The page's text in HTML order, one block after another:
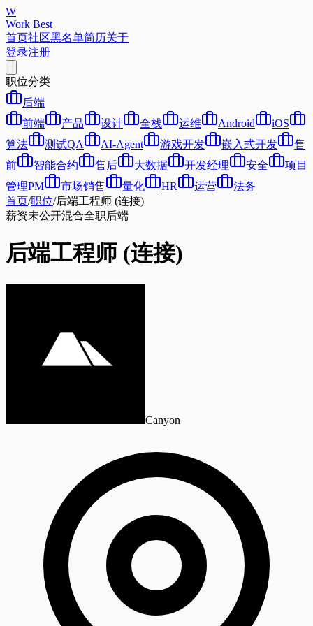
W
Work Best
首页社区黑名单简历关于
登录注册
职位分类
后端
前端
产品 设计 全栈 运维 Android
iOS
算法
测试QA AI-Agent 游戏开发 嵌入式开发
售
前
智能合约 售后 大数据 开发经理 安全
项目
管理PM
市场销售 量化 HR 运营
法务
首页/职位/后端工程师 (连接)
薪资未公开混合全职后端
后端工程师 (连接)
Canyon